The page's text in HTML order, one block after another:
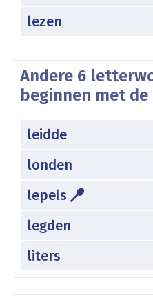
lezen
Andere 6
beginnen met
leidde
londen
lepels
legden
liters